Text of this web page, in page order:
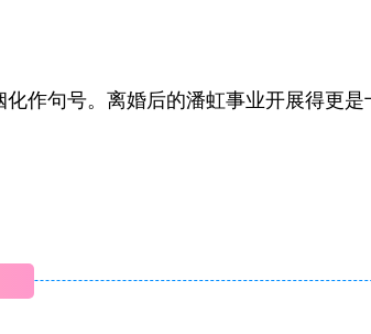
作句号。离婚后的潘虹事业开展得更